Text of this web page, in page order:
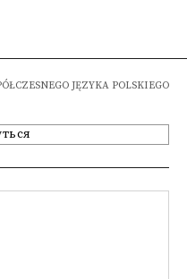
JĘZYKA POLSKIEGO